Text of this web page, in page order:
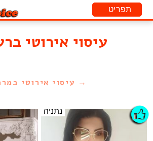
עיסוי אירוטי
→ עיסוי אירוטי
נתניה